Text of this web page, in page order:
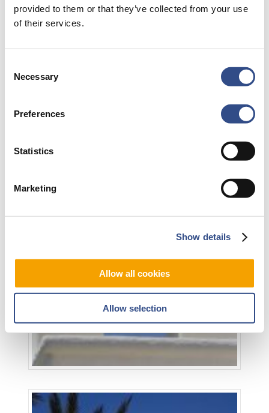
provided to them or that they’ve collected from your use
of their services.
Selection
Necessary
Preferences
Statistics
Marketing
Show details
Allow all cookies
Allow selection